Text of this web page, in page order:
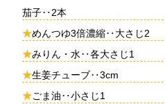
茄子‥2本
★めんつゆ3倍濃縮‥大さじ2
★みりん・水‥各大さじ1
★生姜チューブ‥3cm
★ごま油‥小さじ1